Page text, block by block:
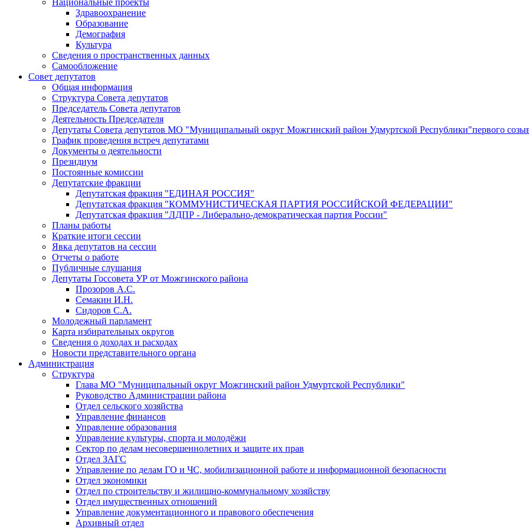
Здравоохранение
Образование
Демография
Культура
Сведения о пространственных данных
Самообложение
Совет депутатов
Общая информация
Структура Совета депутатов
Председатель Совета депутатов
Деятельность Председателя
Депутаты Совета депутатов МО "Муниципальный округ Можгинский район Удмуртской Республики"первого
График проведения встреч депутатами
Документы о деятельности
Президиум
Постоянные комиссии
Депутатские фракции
Депутатская фракция "ЕДИНАЯ РОССИЯ"
Депутатская фракция "КОММУНИСТИЧЕСКАЯ ПАРТИЯ РОССИЙСКОЙ ФЕДЕРАЦИИ"
Депутатская фракция "ЛДПР - Либерально-демократическая партия России"
Планы работы
Краткие итоги сессии
Явка депутатов на сессии
Отчеты о работе
Публичные слушания
Депутаты Госсовета УР от Можгинского района
Прозоров А.С.
Семакин И.Н.
Сидоров С.А.
Молодежный парламент
Карта избирательных округов
Сведения о доходах и расходах
Новости представительного органа
Администрация
Структура
Глава МО "Муниципальный округ Можгинский район Удмуртской Республики"
Руководство Администрации района
Отдел сельского хозяйства
Управление финансов
Управление образования
Управление культуры, спорта и молодёжи
Сектор по делам несовершеннолетних и защите их прав
Отдел ЗАГС
Управление по делам ГО и ЧС, мобилизационной работе и информационной безопасности
Отдел экономики
Отдел по строительству и жилищно-коммунальному хозяйству
Отдел имущественных отношений
Управление документационного и правового обеспечения
Архивный отдел